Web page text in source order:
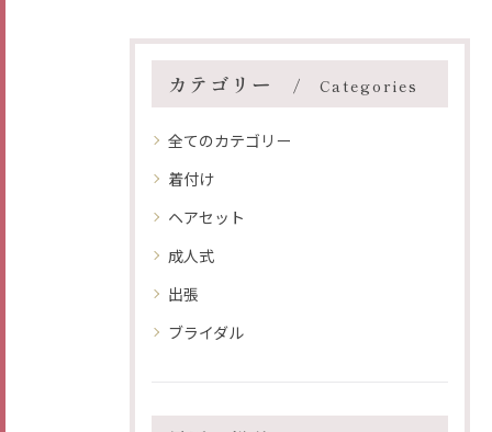
カテゴリー Categories
全てのカテゴリー
着付け
ヘアセット
成人式
出張
ブライダル